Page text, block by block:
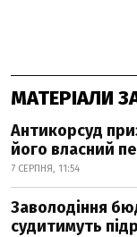
МАТЕРІАЛИ
Антикорсуд
його власний
7 СЕРПНЯ, 11:54
Заволодіння
судитимуть